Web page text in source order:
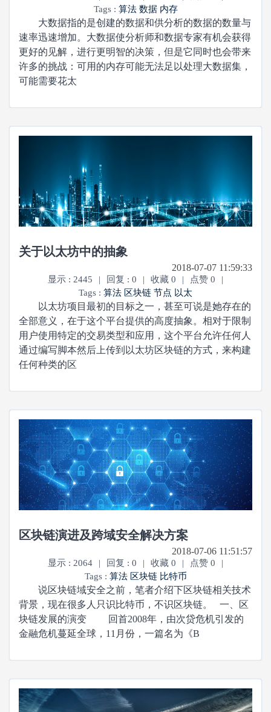
Tags : 算法 数据 内存
大数据指的是创建的数据和供分析的数据的数量与
速率迅速增加。大数据使分析师和数据专家有机会获得
更好的见解，进行更明智的决策，但是它同时也会带来
许多的挑战：可用的内存可能无法足以处理大数据集，
可能需要花太
关于以太坊中的抽象
2018-07-07 11:59:33
显示 : 2445 | 回复 : 0 | 收藏 0 | 点赞 0
|
Tags : 算法 区块链 节点 以太
以太坊项目最初的目标之一，甚至可说是她存在的
全部意义，在于这个平台提供的高度抽象。相对于限制
用户使用特定的交易类型和应用，这个平台允许任何人
通过编写脚本然后上传到以太坊区块链的方式，来构建
任何种类的区
区块链演进及跨域安全解决方案
2018-07-06 11:51:57
显示 : 2064 | 回复 : 0 | 收藏 0 | 点赞 0
|
Tags : 算法 区块链 比特币
说区块链域安全之前，笔者介绍下区块链相关技术
背景，现在很多人只识比特币，不识区块链。 一、区
块链发展的演变 回首2008年，由次贷危机引发的
金融危机蔓延全球，11月份，一篇名为《B